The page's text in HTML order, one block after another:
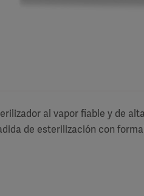
al vapor fiable y de
de esterilización con